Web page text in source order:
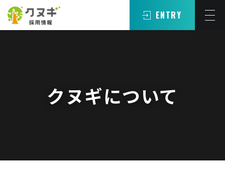
ENTRY
クヌギについて